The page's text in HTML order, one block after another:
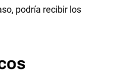
podría recibir los